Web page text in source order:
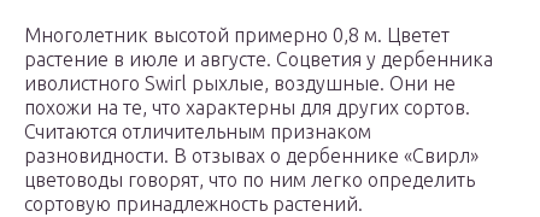
Многолетник высотой примерно 0,8 м. Цветет
растение в июле и августе. Соцветия у дербенника
иволистного Swirl рыхлые, воздушные. Они не
похожи на те, что характерны для других сортов.
Считаются отличительным признаком
разновидности. В отзывах о дербеннике «Свирл»
цветоводы говорят, что по ним легко определить
сортовую принадлежность растений.